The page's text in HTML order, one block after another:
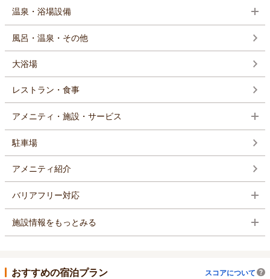
温泉・浴場設備
風呂・温泉・その他
大浴場
レストラン・食事
アメニティ・施設・サービス
駐車場
アメニティ紹介
バリアフリー対応
施設情報をもっとみる
おすすめの宿泊プラン スコアについて